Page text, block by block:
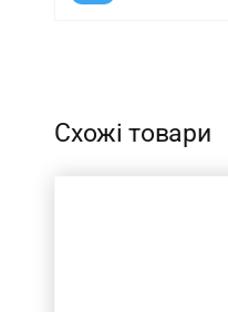
Схожі товари